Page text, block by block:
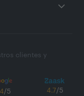
clientes y
/5 4.7/5